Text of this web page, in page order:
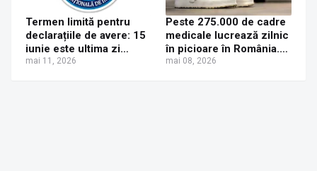
Termen limită pentru
declarațiile de avere: 15
iunie este ultima zi
pentru depunerea
mai 11, 2026
Peste 275.000 de cadre
medicale lucrează zilnic
în picioare în România.
90% dezvoltă afecțiuni
mai 08, 2026